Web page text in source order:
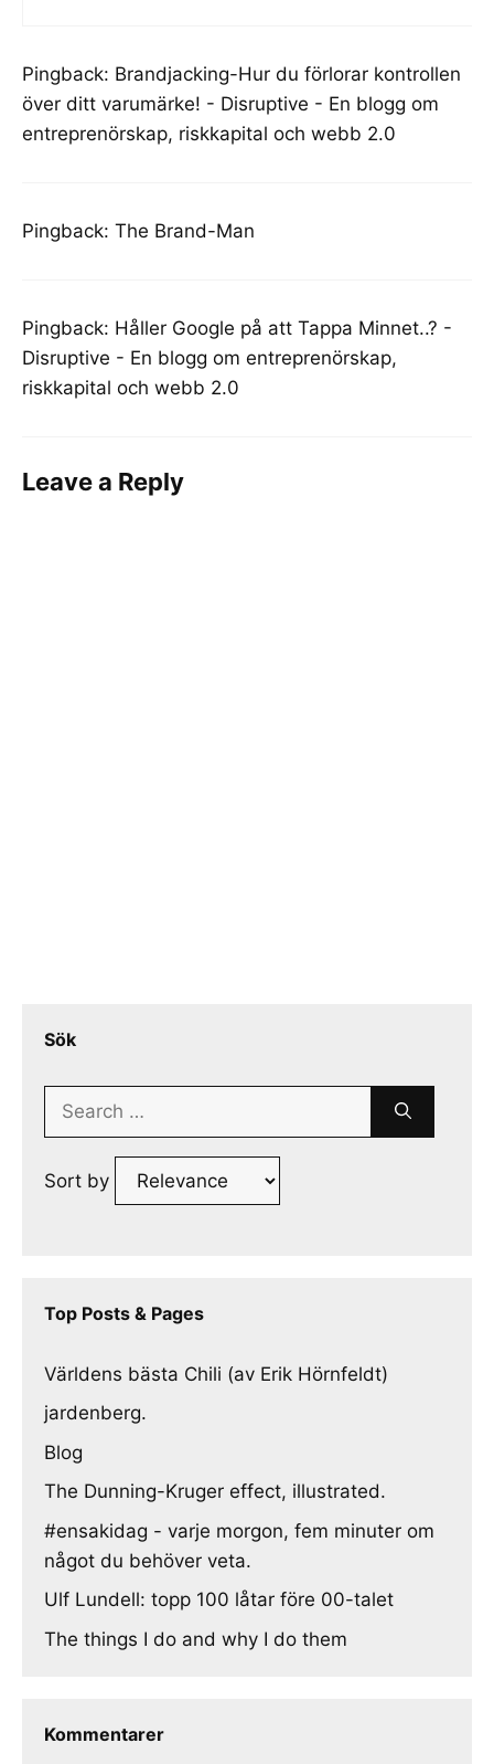
Pingback: Brandjacking-Hur du förlorar kontrollen
över ditt varumärke! - Disruptive - En blogg om
entreprenörskap, riskkapital och webb 2.0
Pingback: The Brand-Man
Pingback: Håller Google på att Tappa Minnet..? -
Disruptive - En blogg om entreprenörskap,
riskkapital och webb 2.0
Leave a Reply
Sök
Search
Sort by
Top Posts & Pages
Världens bästa Chili (av Erik Hörnfeldt)
jardenberg.
Blog
The Dunning-Kruger effect, illustrated.
#ensakidag - varje morgon, fem minuter om
något du behöver veta.
Ulf Lundell: topp 100 låtar före 00-talet
The things I do and why I do them
Kommentarer